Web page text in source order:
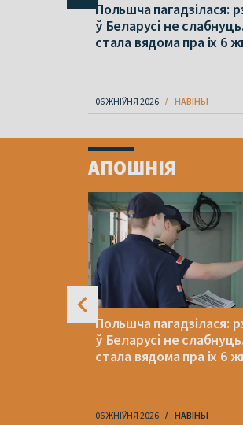
Польшча пагадзілася:
ў Беларусі не
стала вядома пра іх 6
06 ЖНІЎНЯ 2026 НАВІНЫ
ofАПОШНІЯ
Польшча пагадзілася:
ў Беларусі не
стала вядома пра іх 6
06 ЖНІЎНЯ 2026 НАВІНЫ